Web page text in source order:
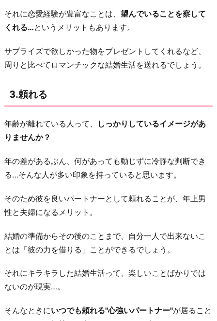
それに恋愛経験が豊富なことは、 望んでいることを察して
くれる…というメリットもあります。
サプライズで欲しかった物をプレゼントしてくれるなど、
周りと比べてロマンチックな結婚生活を送れるでしょう。
3.頼れる
年齢が離れている人って、
しっかりしているイメージがあ
りませんか？
年の差があるぶん、何があっても動じずに冷静な判断でき
る…そんな人が多い印象を持っていると思います。
そのため彼を良いパートナーとして頼れることが、年上男
性と夫婦になるメリット。
結婚の準備からその後のことまで、自分一人で出来ないこ
とは「彼の力を借りる」ことができるでしょう。
それにキラキラした結婚生活って、楽しいことばかりでは
ないのが現実…。
そんなときにいつでも頼れる"心強いパートナー"が居ること